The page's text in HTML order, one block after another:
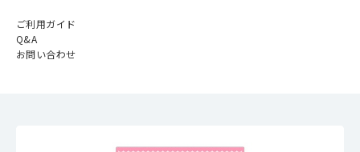
ご利用ガイド
Q&A
お問い合わせ